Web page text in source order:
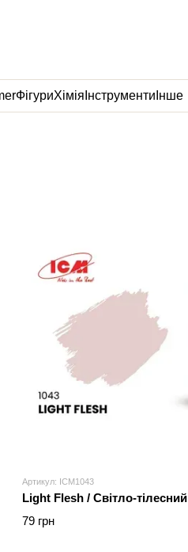
ФігуриХімія Інструменти Інше
Артикул: ICM1043
Light Flesh / Світло-тілесний
79 грн